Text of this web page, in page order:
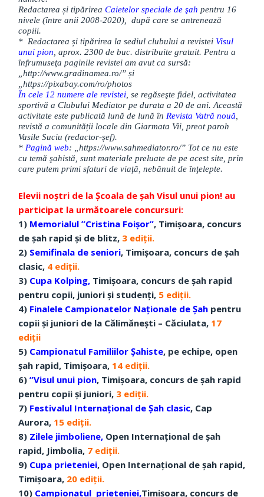
Redactarea și tipărireaCaietelor speciale de şah pentru 16
nivele (între anii 2008-2020), după care se antrenează
copiii.
* Redactarea și tipărirea la sediul clubului a revistei Visul
unui pion , aprox. 2300 de buc. distribuite gratuit. Pentru a
înfrumuseţa paginile revistei am avut ca sursă:
„http://www.gradinamea.ro/” și
„https://pixabay.com/ro/photos
În cele 12 numere ale revistei , se regăseşte fidel, activitatea
sportivă a Clubului Mediator pe durata a 20 de ani. Această
activitate este publicată lună de lună în Revista Vatră nouă
revistă a comunității locale din Giarmata Vii, preot paroh
Vasile Suciu (redactor-șef).
* Pagină web: „https://www.sahmediator.ro/” Tot ce nu este
cu temă şahistă, sunt materiale preluate de pe acest site, prin
care putem primi sfaturi de viaţă, nebănuit de înţelepte.
Elevii noștri de la Școala de șah Visul unui pion! au
participat la următoarele concursuri:
1) Memorialul ”Cristina Foișor”, Timișoara, concurs
de șah rapid și de blitz, 3 ediții.
2) Semifinala de seniori, Timișoara, concurs de șah
clasic, 4 ediții.
3) Cupa Kolping, Timișoara, concurs de șah rapid
pentru copii, juniori și studenți, 5 ediții.
4) Finalele Campionatelor Naționale de Șah pentru
copii și juniori de la Călimănești – Căciulata, 17
ediții
5) Campionatul Familiilor Șahiste, pe echipe, open
şah rapid, Timișoara, 14 ediții.
6)”Visul unui pion, Timișoara, concurs de șah rapid
pentru copii și juniori, 3 ediții.
7) Festivalul Internațional de Șah clasic, Cap
Aurora, 15 ediții.
8) Zilele jimboliene, Open Internațional de șah
rapid, Jimbolia, 7 ediții.
9) Cupa prieteniei, Open Internațional de șah rapid,
Timișoara, 20 ediții.
10) Campionatul prieteniei,Timișoara, concurs de